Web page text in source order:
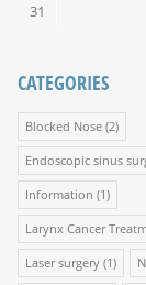
31
CATEGORIES
Blocked Nose (2)
Endoscopic sinus
Information (1)
Larynx Cancer
Laser surgery (1)